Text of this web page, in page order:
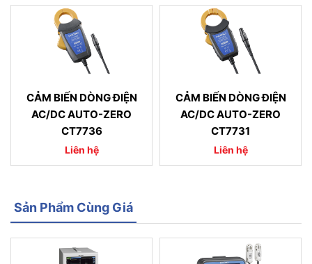
CẢM BIẾN DÒNG ĐIỆN
AC/DC AUTO-ZERO
CT7736
Liên hệ
CẢM BIẾN DÒNG ĐIỆN
AC/DC AUTO-ZERO
CT7731
Liên hệ
Sản Phẩm Cùng Giá